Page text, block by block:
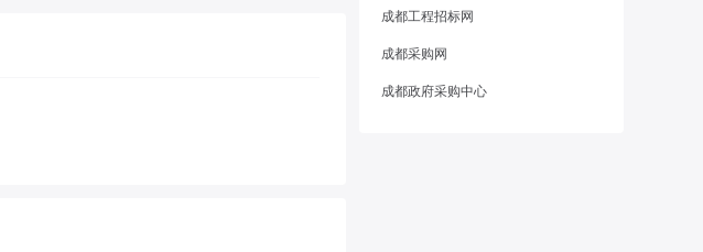
成都工程招标网
成都采购网
成都政府采购中心